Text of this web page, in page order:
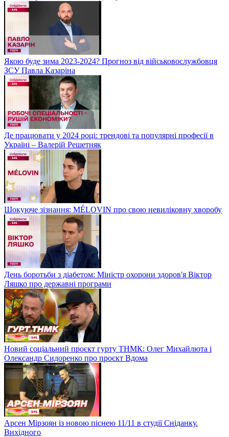
Якою буде зима 2023-2024? Прогноз від військовослужбовця
ЗСУ Павла Казаріна
Де працювати у 2024 році: трендові та популярні професії в
Україні – Валерій Решетняк
Шокуюче зізнання: MÉLOVIN про свою невиліковну хворобу
День боротьби з діабетом: Міністр охорони здоров'я Віктор
Ляшко про державні програми
Новий соціальний проєкт гурту ТНМК: Олег Михайлюта і
Олександр Сидоренко про проєкт Вдома
Арсен Мірзоян із новою піснею 11/11 в студії Сніданку.
Вихідного